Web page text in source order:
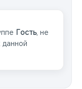
Гость, не
данной